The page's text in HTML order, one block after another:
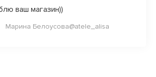
ваш магазин))
Марина Белоусова@atele_alisa